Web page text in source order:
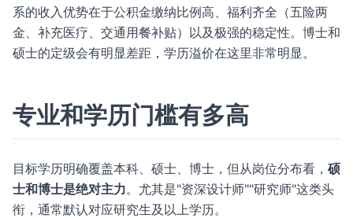
系的收入优势在于公积金缴纳比例高、福利齐全（五险两
金、补充医疗、交通用餐补贴）以及极强的稳定性。博士和
硕士的定级会有明显差距，学历溢价在这里非常明显。
专业和学历门槛有多高
目标学历明确覆盖本科、硕士、博士，但从岗位分布看， 硕
士和博士是绝对主力。尤其是"资深设计师""研究师"这类头
衔，通常默认对应研究生及以上学历。